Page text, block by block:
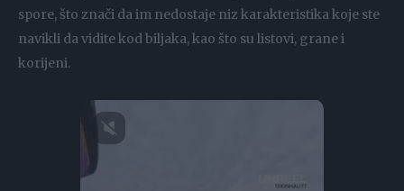
spore, što znači da im nedostaje niz karakteristika koje ste
navikli da vidite kod biljaka, kao što su listovi, grane i
korijeni.